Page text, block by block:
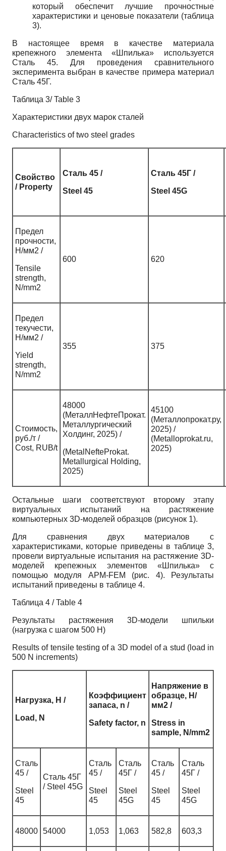
который обеспечит лучшие прочностные
характеристики и ценовые показатели (таблица
3).
В настоящее время в качестве материала
крепежного элемента «Шпилька» используется
Сталь 45. Для проведения сравнительного
эксперимента выбран в качестве примера материал
Сталь 45Г.
Таблица 3/ Table 3
Характеристики двух марок сталей
Characteristics of two steel grades
Свойство
/ Property
Сталь 45 /
Steel 45
Сталь 45Г /
Steel 45G
Предел
прочности,
Н/мм2 /
Tensile
strength,
N/mm2
600 620
Предел
текучести,
Н/мм2 /
Yield
strength,
N/mm2
355 375
Стоимость,
руб./т /
Cost, RUB/t
48000
(МеталлНефтеПрокат.
Металлургический
Холдинг, 2025) /
(MetalNefteProkat.
Metallurgical Holding,
2025)
45100
(Металлопрокат.ру,
2025) /
(Metalloprokat.ru,
2025)
Остальные шаги соответствуют второму этапу
виртуальных испытаний на растяжение
компьютерных 3D-моделей образцов (рисунок 1).
Для сравнения двух материалов с
характеристиками, которые приведены в таблице 3,
провели виртуальные испытания на растяжение 3D-
моделей крепежных элементов «Шпилька» с
помощью модуля APM-FEM (рис. 4). Результаты
испытаний приведены в таблице 4.
Таблица 4 / Table 4
Результаты растяжения 3D-модели шпильки
(нагрузка с шагом 500 Н)
Results of tensile testing of a 3D model of a stud (load in
500 N increments)
Нагрузка, Н /
Load, N
Коэффициент
запаса, n /
Safety factor, n
Напряжение в
образце, Н/
мм2 /
Stress in
sample, N/mm2
Сталь
45 /
Steel
45
Сталь 45Г
/ Steel 45G
Сталь
45 /
Steel
45
Сталь
45Г /
Steel
45G
Сталь
45 /
Steel
45
Сталь
45Г /
Steel
45G
48000 54000 1,053 1,063 582,8 603,3